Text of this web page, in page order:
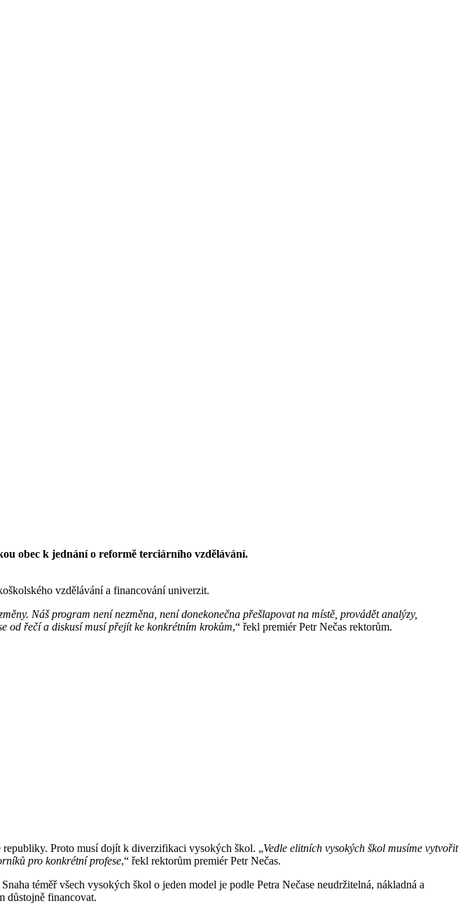
obec k jednání o reformě terciárního vzdělávání.
vzdělávání a financování univerzit.
Náš program není nezměna, není donekonečna přešlapovat na místě, provádět analýzy,
od řečí a diskusí musí přejít ke konkrétním krokům,“ řekl premiér Petr Nečas rektorům.
republiky. Proto musí dojít k diverzifikaci vysokých škol. „Vedle elitních vysokých škol musíme vytvořit
pro konkrétní profese,“ řekl rektorům premiér Petr Nečas.
téměř všech vysokých škol o jeden model je podle Petra Nečase neudržitelná, nákladná a
důstojně financovat.